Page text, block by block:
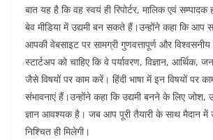
बात यह है कि वह स्वयं ही रिपोर्टर, मालिक एवं
बेव मीडिया में उद्यमी बन सकते हैं।उन्होंने कहा कि आप
आपकी वेबसाइट पर सामग्री गुणवत्तापूर्ण और विश्वसनीय
स्टार्टअप को चाहिए कि वे पर्यावरण, विज्ञान, आर्थिक,
जैसे विषयों पर काम करें। हिंदी भाषा में इन विषयों पर
संभावनाएं हैं।उन्होंने कहा कि उद्यमी बनने के लिए जोश,
ज्ञान आवश्यक है। जब आप पूरी तैयारी के साथ मैदान में
निश्चित ही मिलेगी।